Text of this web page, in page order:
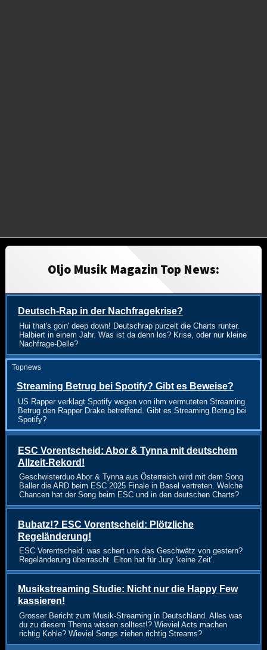
Oljo Musik Magazin Top News:
Deutsch-Rap in der Nachfragekrise?
Hui that's goin' deep down! Deutschrap purzelt die Charts runter.
Halbiert in einem Jahr. Was ist da denn los? Krise, oder nur kleine
Nachfrage-Delle?
Topnews
Streaming Betrug bei Spotify? Gibt es Beweise?
US Rapper verklagt Spotify wegen von ihm vermuteten Streaming
Betrug den Rapper Drake betreffend. Gibt es Streaming Betrug bei
Spotify?
ESC Vorentscheid: Abor & Tynna mit deutschem
Allzeit-Rekord!
Geschwisterduo Abor & Tynna aus Österreich wird mit dem Song
Baller die ARD beim ESC 2025 Finale in Basel vertreten. Welche
Chancen hat der Song beim ESC und in den deutschen Charts?
Bubatz!? ESC Vorentscheid: Plötzliche
Regeländerung!
ESC Vorentscheid: was schert uns das Geschwätz von gestern?
Regeländerung überrascht. Elton hat für Jury 'keine Zeit'.
Musikstreaming Studie: Nicht nur die Happy Few
kassieren!
Grosser Bericht zum Musik-Streaming in Deutschland. Alles was
du zu diesem Thema wissen solltest!? Wieviel Acts machen
richtig Kohle? Wieviel Songs ziehen richtig Streams?